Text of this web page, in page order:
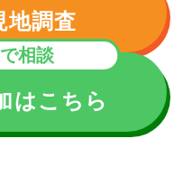
地調査
相談
はこちら